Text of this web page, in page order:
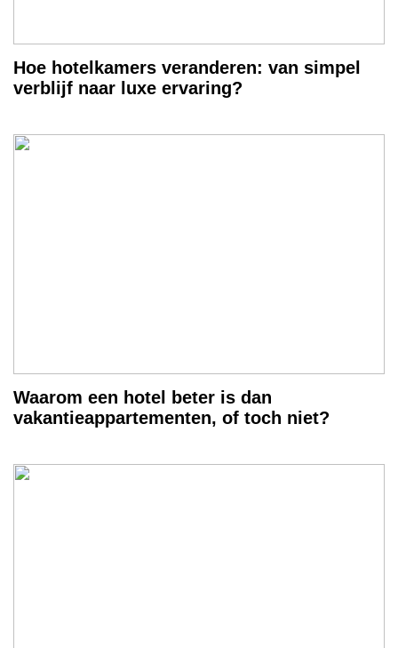
Hoe hotelkamers veranderen: van simpel
verblijf naar luxe ervaring?
Waarom een hotel beter is dan
vakantieappartementen, of toch niet?